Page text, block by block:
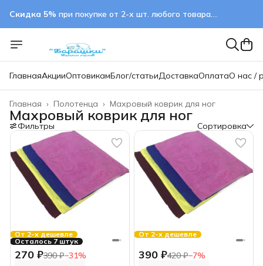
Скидка 5% при покупке от 2-х шт. любого товара.
ГлавнаяАкцииОптовикамБлог/статьиДоставкаОплатаО нас /
Махровый коврик для ног
Полотенца ›
Главная ›
Махровый коврик для ног
Фильтры Сортировка
От 2-х дешевле
Осталось 7 штук
270 ₽390 ₽−31%
От 2-х дешевле
390 ₽420 ₽−7%